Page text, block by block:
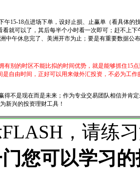
午15-18点进场下单，设好止损、止赢单（看具体的
看就可以了，其后每半个小时看一次即可；赶不上
中午休息完了、美洲开市为止；要是有重要数据
有别的时区不能比拟的时间优势，就是能够抓住15
是自由时间，正好可以用来做外汇投资，不必为工作
得不是现在而是未来；作为专业交易团队相信并肯
新兴的投资理财工具！
，请练
您可以学习的